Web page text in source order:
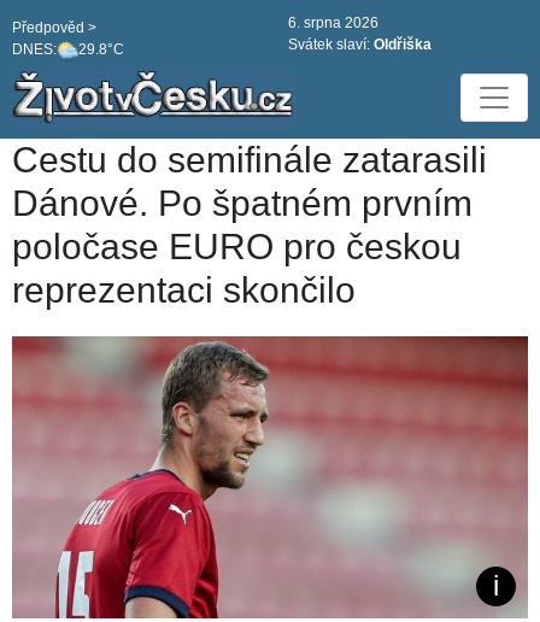
DNES: 29.8°C
Předpověd >
6. srpna 2026
Svátek slaví: Oldřiška
Cestu do semifinále zatarasili
Dánové. Po špatném prvním
poločase EURO pro českou
reprezentaci skončilo